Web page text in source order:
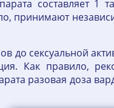
составляет 1
принимают
до сексуальной
Как правило,
разовая доза